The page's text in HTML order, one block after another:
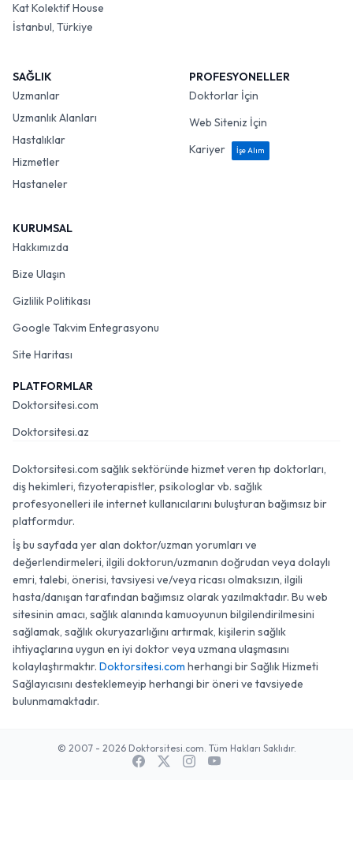
Kat Kolektif House
İstanbul, Türkiye
SAĞLIK
Uzmanlar
Uzmanlık Alanları
Hastalıklar
Hizmetler
Hastaneler
PROFESYONELLER
Doktorlar İçin
Web Siteniz İçin
Kariyer
İşe Alım
KURUMSAL
Hakkımızda
Bize Ulaşın
Gizlilik Politikası
Google Takvim Entegrasyonu
Site Haritası
PLATFORMLAR
Doktorsitesi.com
Doktorsitesi.az
Doktorsitesi.com sağlık sektöründe hizmet veren tıp doktorları,
diş hekimleri, fizyoterapistler, psikologlar vb. sağlık
profesyonelleri ile internet kullanıcılarını buluşturan bağımsız bir
platformdur.
İş bu sayfada yer alan doktor/uzman yorumları ve
değerlendirmeleri, ilgili doktorun/uzmanın doğrudan veya dolaylı
emri, talebi, önerisi, tavsiyesi ve/veya ricası olmaksızın, ilgili
hasta/danışan tarafından bağımsız olarak yazılmaktadır. Bu web
sitesinin amacı, sağlık alanında kamuoyunun bilgilendirilmesini
sağlamak, sağlık okuryazarlığını artırmak, kişilerin sağlık
ihtiyaçlarına uygun en iyi doktor veya uzmana ulaşmasını
kolaylaştırmaktır. Doktorsitesi.com herhangi bir Sağlık Hizmeti
Sağlayıcısını desteklemeyip herhangi bir öneri ve tavsiyede
bulunmamaktadır.
© 2007 - 2026 Doktorsitesi.com. Tüm Hakları Saklıdır.